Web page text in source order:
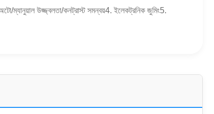
ম্যানুয়াল উজ্জ্বলতা/কনট্রাস্ট সমন্বয়4. ইলেকট্রনিক জুমিং5.